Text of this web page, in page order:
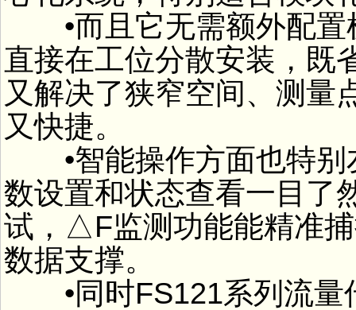
•而且它无需额外配置
直接在工位分散安装，既
又解决了狭窄空间、测量
又快捷。
•智能操作方面也特别
数设置和状态查看一目了
试，△F监测功能能精准
数据支撑。
•同时FS121系列流量